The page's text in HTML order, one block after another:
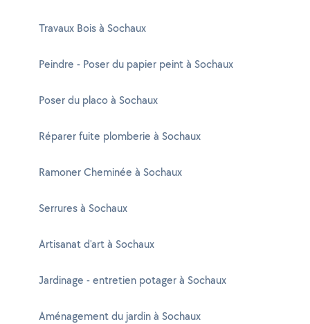
Travaux Bois à Sochaux
Peindre - Poser du papier peint à Sochaux
Poser du placo à Sochaux
Réparer fuite plomberie à Sochaux
Ramoner Cheminée à Sochaux
Serrures à Sochaux
Artisanat d'art à Sochaux
Jardinage - entretien potager à Sochaux
Aménagement du jardin à Sochaux